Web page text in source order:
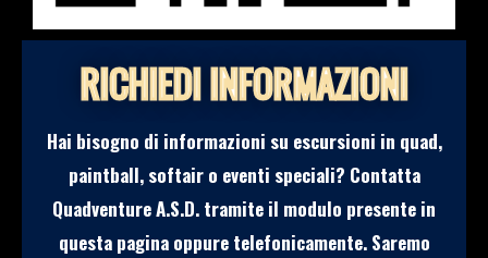
RICHIEDI INFORMAZIONI
Hai bisogno di informazioni su escursioni in quad,
paintball, softair o eventi speciali? Contatta
Quadventure A.S.D. tramite il modulo presente in
questa pagina oppure telefonicamente. Saremo